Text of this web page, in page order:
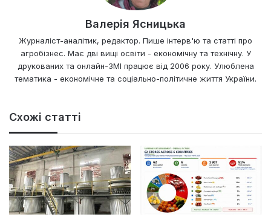
Валерія Ясницька
Журналіст-аналітик, редактор. Пише інтерв'ю та статті про
агробізнес. Має дві вищі освіти - економічну та технічну. У
друкованих та онлайн-ЗМІ працює від 2006 року. Улюблена
тематика - економічне та соціально-політичне життя України.
Схожі статті